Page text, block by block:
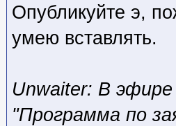
Опубликуйте э,
умею вставлять.
Unwaiter: В эфире
"Программа по